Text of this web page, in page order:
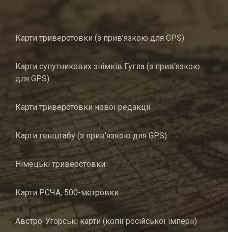
Карти триверстовки (з прив’язкою для GPS)
Карти супутникових знімків Гугла (з прив’язкою
для GPS)
Карти триверстовки нової редакції
Карти генштабу (з прив’язкою для GPS)
Німецькі триверстовки
Карти РСЧА, 500-метровки
Австро-Угорські карти (копії російської імперії)